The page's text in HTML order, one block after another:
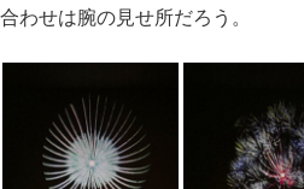
合わせは腕の見せ所だろう。